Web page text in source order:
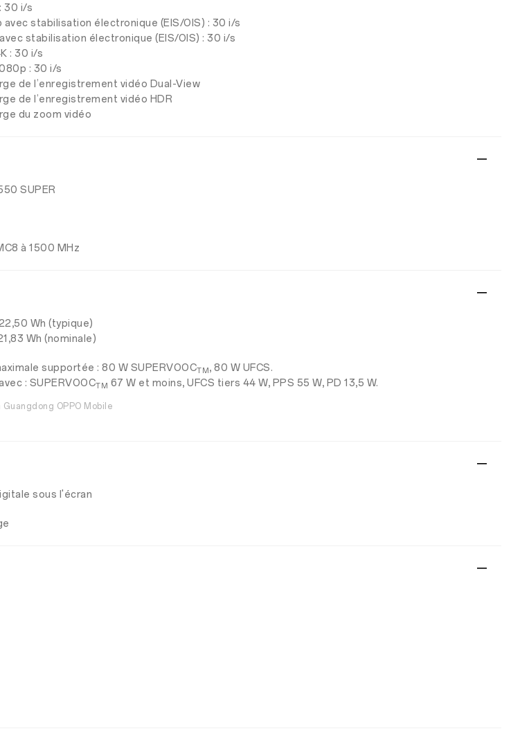
30 i/s
avec stabilisation électronique (EIS/OIS) : 30 i/s
stabilisation électronique (EIS/OIS) : 30 i/s
: 30 i/s
: 30 i/s
de l’enregistrement vidéo Dual-View
de l’enregistrement vidéo HDR
du zoom vidéo
SUPER
à 1500 MHz
Wh (typique)
Wh (nominale)
supportée : 80 W SUPERVOOCTM, 80 W UFCS.
: SUPERVOOCTM 67 W et moins, UFCS tiers 44 W, PPS 55 W, PD 13,5 W.
OPPO Mobile
sous l'écran